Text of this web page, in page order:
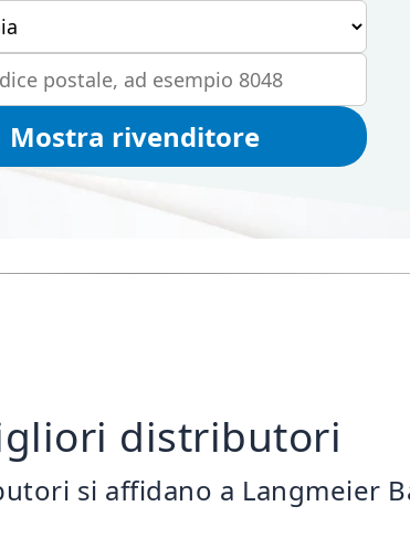
postale
Mostra rivenditore
distributori
si affidano a Langmeier